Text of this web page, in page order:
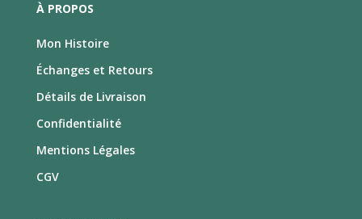
À PROPOS
Mon Histoire
Échanges et Retours
Détails de Livraison
Confidentialité
Mentions Légales
CGV